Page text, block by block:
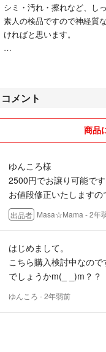
シミ・汚れ・擦れなど、し
素人の検品ですので神経質
ければと思います。
コメント
商品
ゆんころ様
2500円でお譲り可能です
お値段修正いたしますの
出品者 Masa☆Mama - 2年
はじめまして。
こちら購入検討中なの
でしょうかm(_ _)m？？
ゆんころ - 2年弱前